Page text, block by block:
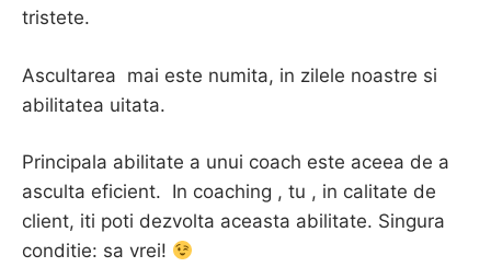
tristete.
Ascultarea mai este numita, in zilele noastre si
abilitatea uitata.
Principala abilitate a unui coach este aceea de a
asculta eficient. In coaching , tu , in calitate de
client, iti poti dezvolta aceasta abilitate. Singura
conditie: sa vrei!